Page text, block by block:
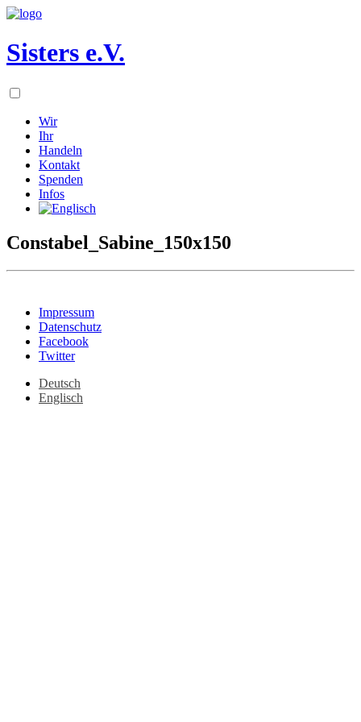
Sisters e.V.
Wir
Ihr
Handeln
Kontakt
Spenden
Infos
Constabel_Sabine_150x150
Impressum
Datenschutz
Facebook
Twitter
Deutsch
Englisch